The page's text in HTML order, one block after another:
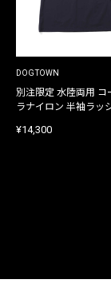
DOGTOWN
別注限定 水陸両用 コ
ラナイロン 半袖ラッ
¥14,300